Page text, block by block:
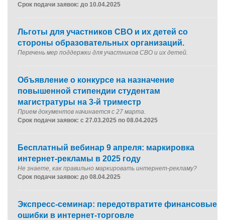
Срок подачи заявок: до 10.04.2025
Льготы для участников СВО и их детей со
стороны образовательных организаций.
Перечень мер поддержки для участников СВО и их детей.
Объявление о конкурсе на назначение
повышенной стипендии студентам
магистратуры на 3-й триместр
Прием документов начинается с 27 марта.
Срок подачи заявок: с 27.03.2025 по 08.04.2025
Бесплатный вебинар 9 апреля: маркировка
интернет-рекламы в 2025 году
Не знаете, как правильно маркировать интернет-рекламу?
Срок подачи заявок: до 08.04.2025
Экспресс-семинар: передотвратите финансовые
ошибки в интернет-торговле